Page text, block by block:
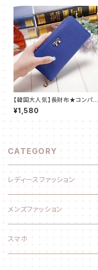
【韓国大人気】長財布★コンパク
ト★リボンが可愛い★レディー
ス★ブルー@
¥1,580
CATEGORY
レディースファッション
ファッション小物
長財布
メンズファッション
ファッション小物
スマホ